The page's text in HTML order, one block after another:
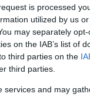
is processed
utilized by us
may separately
on the IAB’s list of
third parties on the
third parties.
services and may
att gå ihop